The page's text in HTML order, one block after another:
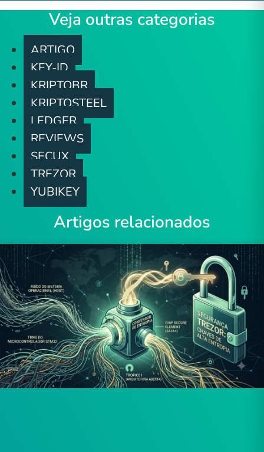
Veja outras categorias
ARTIGO
KEY-ID
KRIPTOBR
KRIPTOSTEEL
LEDGER
REVIEWS
SECUX
TREZOR
YUBIKEY
Artigos relacionados